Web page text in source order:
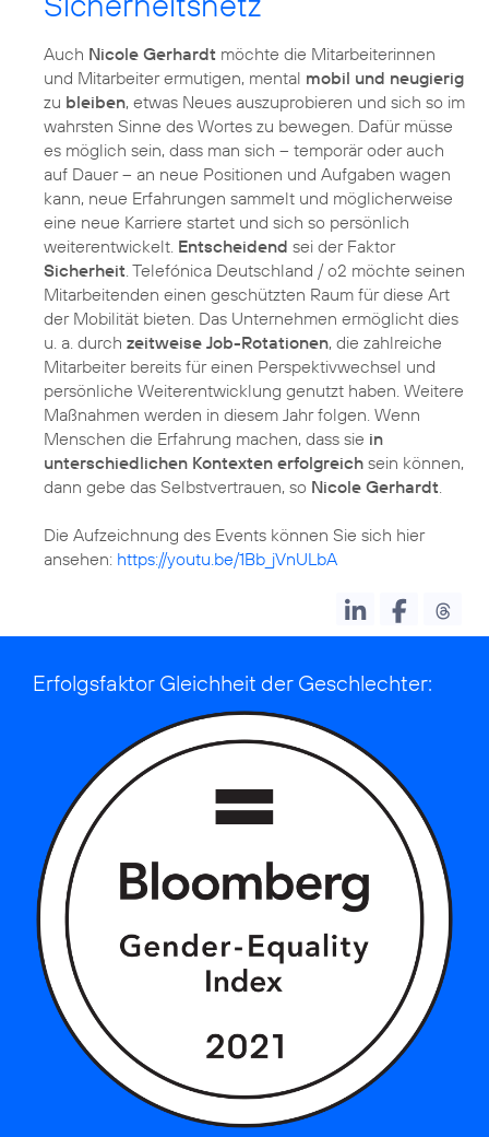
Auch Nicole Gerhardt möchte die Mitarbeiterinnen
und Mitarbeiter ermutigen, mental mobil und neugierig
zu bleiben, etwas Neues auszuprobieren und sich so im
wahrsten Sinne des Wortes zu bewegen. Dafür müsse
es möglich sein, dass man sich – temporär oder auch
auf Dauer – an neue Positionen und Aufgaben wagen
kann, neue Erfahrungen sammelt und möglicherweise
eine neue Karriere startet und sich so persönlich
weiterentwickelt. Entscheidend sei der Faktor
Sicherheit. Telefónica Deutschland / o2 möchte seinen
Mitarbeitenden einen geschützten Raum für diese Art
der Mobilität bieten. Das Unternehmen ermöglicht dies
u. a. durch zeitweise Job-Rotationen, die zahlreiche
Mitarbeiter bereits für einen Perspektivwechsel und
persönliche Weiterentwicklung genutzt haben. Weitere
Maßnahmen werden in diesem Jahr folgen. Wenn
Menschen die Erfahrung machen, dass sie in
unterschiedlichen Kontexten erfolgreich sein können,
dann gebe das Selbstvertrauen, so Nicole Gerhardt.
Die Aufzeichnung des Events können Sie sich hier
ansehen: https://youtu.be/1Bb_jVnULbA
Erfolgsfaktor Gleichheit der Geschlechter: